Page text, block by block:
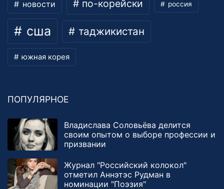
новости по-корейски россия
сша таджикистан
южная корея
ПОПУЛЯРНОЕ
Владислава Соловьёва делится
своим опытом о выборе профессии и
призвании
Журнал "Российский колокол"
отметил Аннэтэс Рудман в
номинации "Поэзия"